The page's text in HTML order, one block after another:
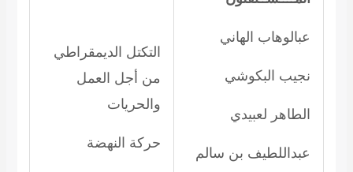
التكتل الديمقراطي
من أجل العمل
والحريات
حركة النهضة
عبالوهاب الهاني
نجيب البكوشي
الطاهر لعبيدي
عبداللطيف بن سالم